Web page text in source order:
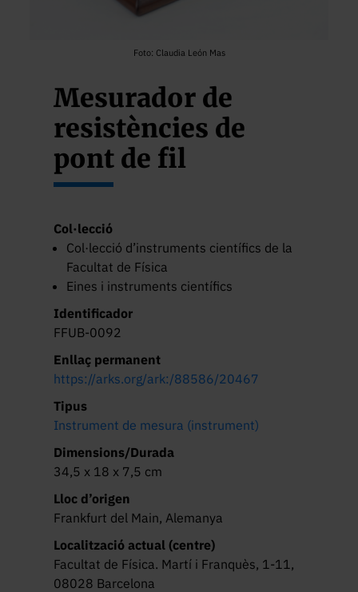
Foto: Claudia León Mas
Mesurador de
resistències de
pont de fil
Col·lecció
Col·lecció d’instruments científics de la
Facultat de Física
Eines i instruments científics
Identificador
FFUB-0092
Enllaç permanent
https://arks.org/ark:/88586/20467
Tipus
Instrument de mesura (instrument)
Dimensions/Durada
34,5 x 18 x 7,5 cm
Lloc d’origen
Frankfurt del Main, Alemanya
Localització actual (centre)
Facultat de Física. Martí i Franquès, 1-11,
08028 Barcelona